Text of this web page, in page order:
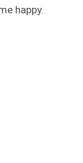
happy.